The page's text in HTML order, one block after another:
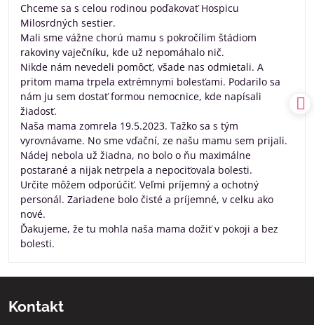
5
Chceme sa s celou rodinou poďakovať Hospicu
Milosrdných sestier.
Mali sme vážne chorú mamu s pokročílim štádiom
rakoviny vaječníku, kde už nepomáhalo nič.
Nikde nám nevedeli pomôcť, všade nas odmietali. A
pritom mama trpela extrémnymi bolesťami. Podarilo sa
nám ju sem dostať formou nemocnice, kde napísali
žiadosť.
Naša mama zomrela 19.5.2023. Tažko sa s tým
vyrovnávame. No sme vďační, ze našu mamu sem prijali.
Nádej nebola už žiadna, no bolo o ňu maximálne
postarané a nijak netrpela a nepociťovala bolesti.
Určite môžem odporúčiť. Veľmi príjemný a ochotný
personál. Zariadene bolo čisté a príjemné, v celku ako
nové.
Ďakujeme, že tu mohla naša mama dožiť v pokoji a bez
bolesti.
Kontakt